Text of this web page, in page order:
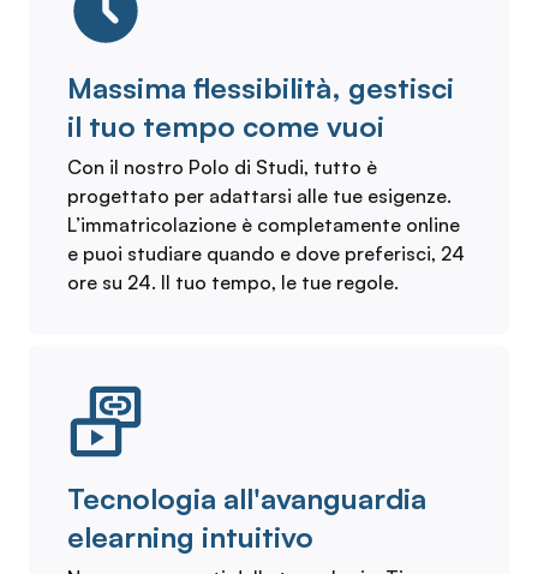
Massima flessibilità, gestisci
il tuo tempo come vuoi
Con il nostro Polo di Studi, tutto è
progettato per adattarsi alle tue esigenze.
L’immatricolazione è completamente online
e puoi studiare quando e dove preferisci, 24
ore su 24. Il tuo tempo, le tue regole.
Tecnologia all'avanguardia
elearning intuitivo